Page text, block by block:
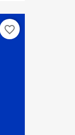
favorite_border